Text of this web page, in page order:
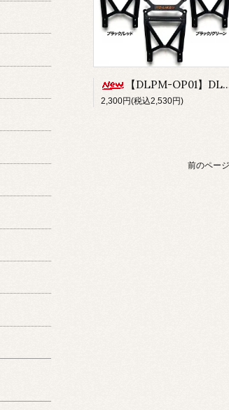
【DLPM-OP01】DLPM(239mm)用フロントロールバー
2,300円(税込2,530円)
前のペー